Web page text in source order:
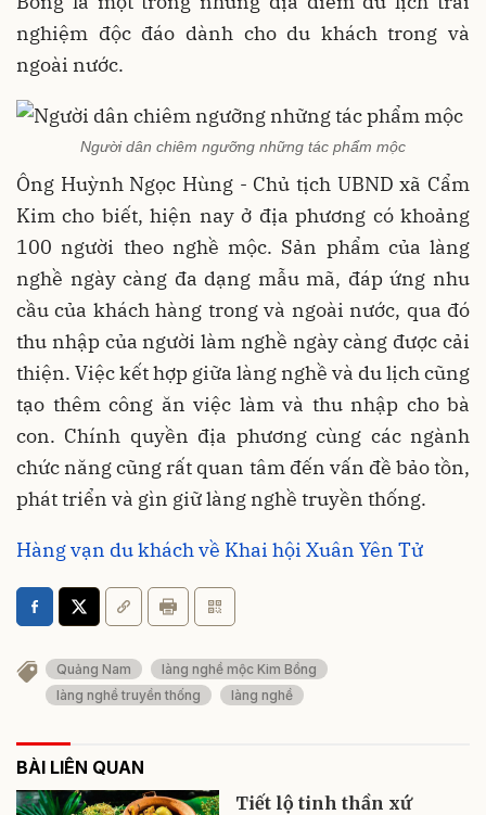
nghiệm độc đáo dành cho du khách trong và
ngoài nước.
Người dân chiêm ngưỡng những tác phẩm mộc
Ông Huỳnh Ngọc Hùng - Chủ tịch UBND xã Cẩm
Kim cho biết, hiện nay ở địa phương có khoảng
100 người theo nghề mộc. Sản phẩm của làng
nghề ngày càng đa dạng mẫu mã, đáp ứng nhu
cầu của khách hàng trong và ngoài nước, qua đó
thu nhập của người làm nghề ngày càng được cải
thiện. Việc kết hợp giữa làng nghề và du lịch cũng
tạo thêm công ăn việc làm và thu nhập cho bà
con. Chính quyền địa phương cùng các ngành
chức năng cũng rất quan tâm đến vấn đề bảo tồn,
phát triển và gìn giữ làng nghề truyền thống.
Hàng vạn du khách về Khai hội Xuân Yên Tử
Quảng Nam
làng nghề mộc Kim Bồng
làng nghề truyền thống
làng nghề
BÀI LIÊN QUAN
Tiết lộ tinh thần xứ